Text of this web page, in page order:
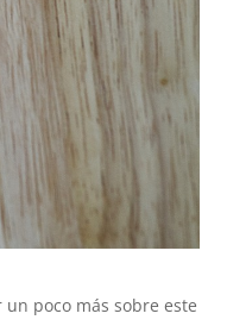
poco más sobre este